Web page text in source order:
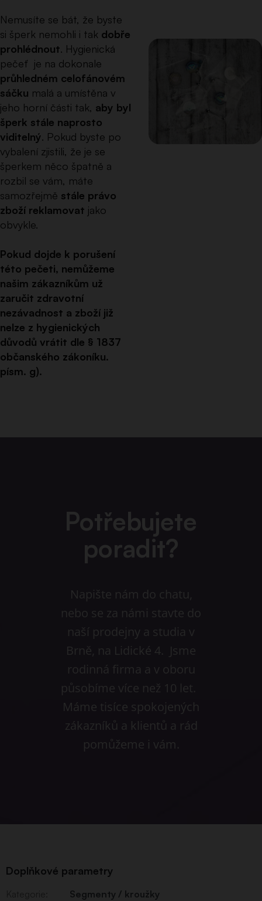
Nemusíte se bát, že byste
si šperk nemohli i tak dobře
prohlédnout. Hygienická
pečeť je na dokonale
průhledném celofánovém
sáčku malá a umístěna v
jeho horní části tak, aby byl
šperk stále naprosto
viditelný. Pokud byste po
vybalení zjistili, že je se
šperkem něco špatně a
rozbil se vám, máte
samozřejmě stále právo
zboží reklamovat jako
obvykle.
Pokud dojde k porušení
této pečeti, nemůžeme
našim zákazníkům už
zaručit zdravotní
nezávadnost a zboží již
nelze z hygienických
důvodů vrátit dle § 1837
občanského zákoníku.
písm. g).
Potřebujete
poradit?
Napište nám do chatu,
nebo se za námi stavte do
naší prodejny a studia v
Brně, na Lidické 4. Jsme
rodinná firma a v oboru
působíme více než 10 let.
Máme tisíce spokojených
zákazníků a klientů a rád
pomůžeme i vám.
Doplňkové parametry
Segmenty / kroužky